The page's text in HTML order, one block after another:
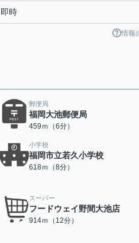
即時
情報
郵便局
福岡大池郵便局
459ｍ（6分）
小学校
福岡市立若久小学校
618ｍ（8分）
スーパー
フードウェイ野間大池店
914ｍ（12分）